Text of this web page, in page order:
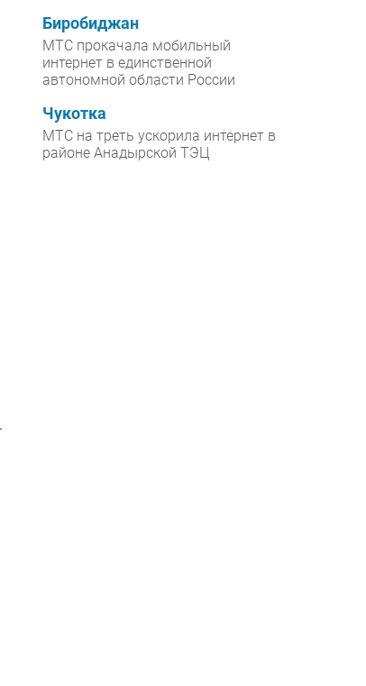
Биробиджан
МТС прокачала мобильный
интернет в единственной
автономной области России
Чукотка
МТС на треть ускорила интернет в
районе Анадырской ТЭЦ